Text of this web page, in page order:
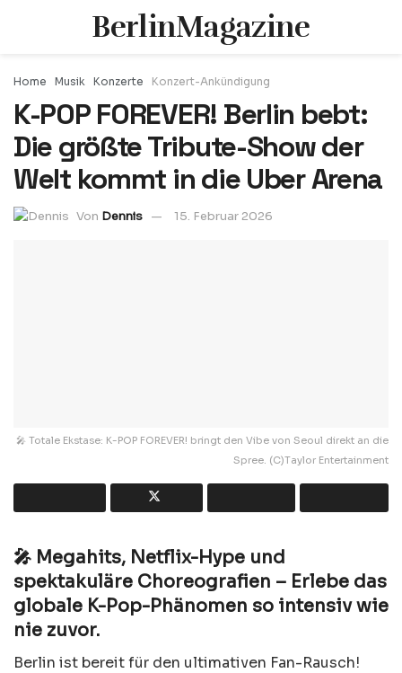
BerlinMagazine
Home Musik Konzerte Konzert-Ankündigung
K-POP FOREVER! Berlin bebt:
Die größte Tribute-Show der
Welt kommt in die Uber Arena
Von Dennis 15. Februar 2026
🎤 Totale Ekstase: K-POP FOREVER! bringt den Vibe von Seoul direkt an die
Spree. (C)Taylor Entertainment
🎤 Megahits, Netflix-Hype und
spektakuläre Choreografien – Erlebe das
globale K-Pop-Phänomen so intensiv wie
nie zuvor.
Berlin ist bereit für den ultimativen Fan-Rausch!